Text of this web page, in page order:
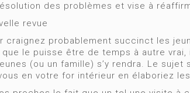
des problèmes et vise à
revue
probablement succinct les
le puisse être de temps à autre
(ou un famille) s’y rendra. Le
en votre for intérieur en élaboriez